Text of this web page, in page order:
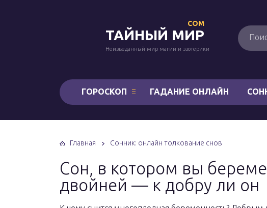
ТАЙНЫЙ МИР
COM
Неизведанный мир магии и эзотерики
ГОРОСКОП ГАДАНИЕ ОНЛАЙН
Главная Сонник: онлайн толкование снов
Сон, в котором вы
двойней — к добру ли он